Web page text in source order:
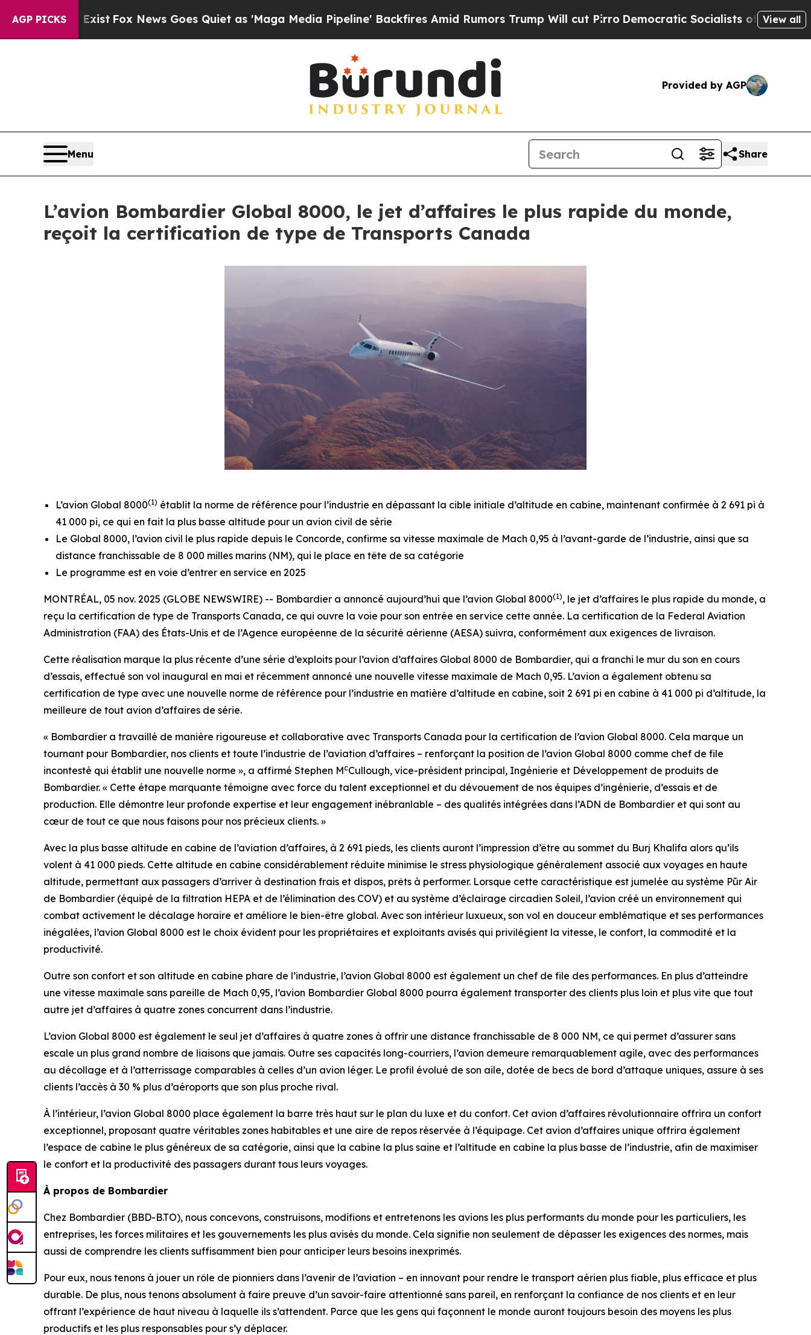
AGP PICKS
Fox News Goes Quiet as 'Maga Media Pipeline' Backfires Amid Rumors Trump Will cut PirroDemocratic Socialists of America ProposeView all
Provided by AGP
Menu Share
L’avion Bombardier Global 8000, le jet d’affaires le plus rapide du monde,
reçoit la certification de type de Transports Canada
L’avion Global 8000(1) établit la norme de référence pour l’industrie en dépassant la cible initiale d’altitude en cabine, maintenant confirmée à 2 691 pi à
41 000 pi, ce qui en fait la plus basse altitude pour un avion civil de série
Le Global 8000, l’avion civil le plus rapide depuis le Concorde, confirme sa vitesse maximale de Mach 0,95 à l’avant-garde de l’industrie, ainsi que sa
distance franchissable de 8 000 milles marins (NM), qui le place en tête de sa catégorie
Le programme est en voie d’entrer en service en 2025
MONTRÉAL, 05 nov. 2025 (GLOBE NEWSWIRE) -- Bombardier a annoncé aujourd’hui que l’avion Global 8000(1), le jet d’affaires le plus rapide du monde, a
reçu la certification de type de Transports Canada, ce qui ouvre la voie pour son entrée en service cette année. La certification de la Federal Aviation
Administration (FAA) des États-Unis et de l’Agence européenne de la sécurité aérienne (AESA) suivra, conformément aux exigences de livraison.
Cette réalisation marque la plus récente d’une série d’exploits pour l’avion d’affaires Global 8000 de Bombardier, qui a franchi le mur du son en cours
d’essais, effectué son vol inaugural en mai et récemment annoncé une nouvelle vitesse maximale de Mach 0,95. L’avion a également obtenu sa
certification de type avec une nouvelle norme de référence pour l’industrie en matière d’altitude en cabine, soit 2 691 pi en cabine à 41 000 pi d’altitude, la
meilleure de tout avion d’affaires de série.
« Bombardier a travaillé de manière rigoureuse et collaborative avec Transports Canada pour la certification de l’avion Global 8000. Cela marque un
tournant pour Bombardier, nos clients et toute l’industrie de l’aviation d’affaires – renforçant la position de l’avion Global 8000 comme chef de file
incontesté qui établit une nouvelle norme », a affirmé Stephen McCullough, vice-président principal, Ingénierie et Développement de produits de
Bombardier. « Cette étape marquante témoigne avec force du talent exceptionnel et du dévouement de nos équipes d’ingénierie, d’essais et de
production. Elle démontre leur profonde expertise et leur engagement inébranlable – des qualités intégrées dans l’ADN de Bombardier et qui sont au
cœur de tout ce que nous faisons pour nos précieux clients. »
Avec la plus basse altitude en cabine de l’aviation d’affaires, à 2 691 pieds, les clients auront l’impression d’être au sommet du Burj Khalifa alors qu’ils
volent à 41 000 pieds. Cette altitude en cabine considérablement réduite minimise le stress physiologique généralement associé aux voyages en haute
altitude, permettant aux passagers d’arriver à destination frais et dispos, prêts à performer. Lorsque cette caractéristique est jumelée au système Pũr Air
de Bombardier (équipé de la filtration HEPA et de l’élimination des COV) et au système d’éclairage circadien Soleil, l’avion créé un environnement qui
combat activement le décalage horaire et améliore le bien-être global. Avec son intérieur luxueux, son vol en douceur emblématique et ses performances
inégalées, l’avion Global 8000 est le choix évident pour les propriétaires et exploitants avisés qui privilégient la vitesse, le confort, la commodité et la
productivité.
Outre son confort et son altitude en cabine phare de l’industrie, l’avion Global 8000 est également un chef de file des performances. En plus d’atteindre
une vitesse maximale sans pareille de Mach 0,95, l’avion Bombardier Global 8000 pourra également transporter des clients plus loin et plus vite que tout
autre jet d’affaires à quatre zones concurrent dans l’industrie.
L’avion Global 8000 est également le seul jet d’affaires à quatre zones à offrir une distance franchissable de 8 000 NM, ce qui permet d’assurer sans
escale un plus grand nombre de liaisons que jamais. Outre ses capacités long-courriers, l’avion demeure remarquablement agile, avec des performances
au décollage et à l’atterrissage comparables à celles d’un avion léger. Le profil évolué de son aile, dotée de becs de bord d’attaque uniques, assure à ses
clients l’accès à 30 % plus d’aéroports que son plus proche rival.
À l’intérieur, l’avion Global 8000 place également la barre très haut sur le plan du luxe et du confort. Cet avion d’affaires révolutionnaire offrira un confort
exceptionnel, proposant quatre véritables zones habitables et une aire de repos réservée à l’équipage. Cet avion d’affaires unique offrira également
l’espace de cabine le plus généreux de sa catégorie, ainsi que la cabine la plus saine et l’altitude en cabine la plus basse de l’industrie, afin de maximiser
le confort et la productivité des passagers durant tous leurs voyages.
À propos de Bombardier
Chez Bombardier (BBD-B.TO), nous concevons, construisons, modifions et entretenons les avions les plus performants du monde pour les particuliers, les
entreprises, les forces militaires et les gouvernements les plus avisés du monde. Cela signifie non seulement de dépasser les exigences des normes, mais
aussi de comprendre les clients suffisamment bien pour anticiper leurs besoins inexprimés.
Pour eux, nous tenons à jouer un rôle de pionniers dans l’avenir de l’aviation – en innovant pour rendre le transport aérien plus fiable, plus efficace et plus
durable. De plus, nous tenons absolument à faire preuve d’un savoir-faire attentionné sans pareil, en renforçant la confiance de nos clients et en leur
offrant l’expérience de haut niveau à laquelle ils s’attendent. Parce que les gens qui façonnent le monde auront toujours besoin des moyens les plus
productifs et les plus responsables pour s’y déplacer.